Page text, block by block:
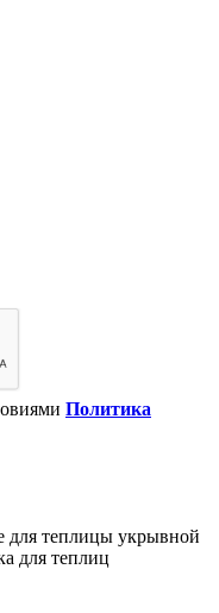
Политика
для теплицы укрывной
для теплиц